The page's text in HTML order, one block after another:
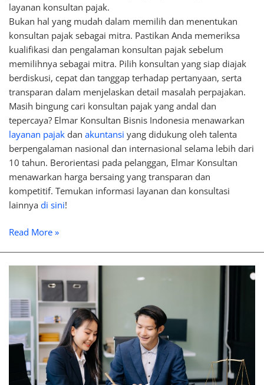
layanan konsultan pajak.
Bukan hal yang mudah dalam memilih dan menentukan
konsultan pajak sebagai mitra. Pastikan Anda memeriksa
kualifikasi dan pengalaman konsultan pajak sebelum
memilihnya sebagai mitra. Pilih konsultan yang siap diajak
berdiskusi, cepat dan tanggap terhadap pertanyaan, serta
transparan dalam menjelaskan detail masalah perpajakan.
Masih bingung cari konsultan pajak yang andal dan
tepercaya? Elmar Konsultan Bisnis Indonesia menawarkan
layanan pajakdan akuntansi yang didukung oleh talenta
berpengalaman nasional dan internasional selama lebih dari
10 tahun. Berorientasi pada pelanggan, Elmar Konsultan
menawarkan harga bersaing yang transparan dan
kompetitif. Temukan informasi layanan dan konsultasi
lainnya di sini!
Read More »
Pelanggaran
Legal
Compliance
dalam
Bisnis,